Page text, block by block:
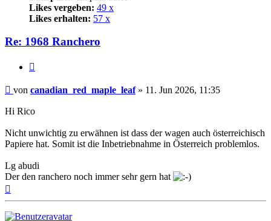
Likes vergeben: 49 x
Likes erhalten: 57 x
Re: 1968 Ranchero
Beitrag
von canadian_red_maple_leaf» 11. Jun 2026, 11:35
Hi Rico
Nicht unwichtig zu erwähnen ist dass der wagen auch österreichisch
Papiere hat. Somit ist die Inbetriebnahme in Österreich problemlos.
Lg abudi
Der den ranchero noch immer sehr gern hat